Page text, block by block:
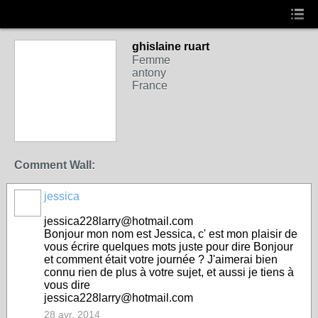
ghislaine ruart
Femme
antony
France
Comment Wall:
jessica
jessica228larry@hotmail.com
Bonjour mon nom est Jessica, c' est mon plaisir de
vous écrire quelques mots juste pour dire Bonjour
et comment était votre journée ? J'aimerai bien
connu rien de plus à votre sujet, et aussi je tiens à
vous dire
jessica228larry@hotmail.com
28 avr. 2014